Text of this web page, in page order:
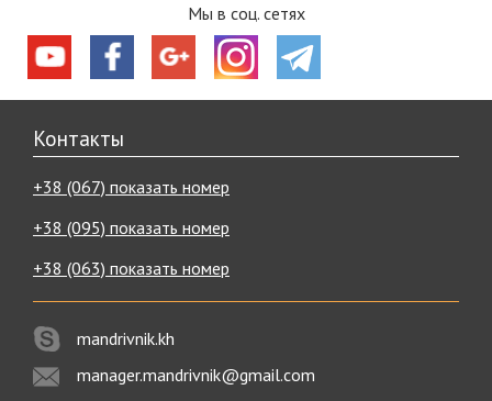
Мы в соц. сетях
Контакты
+38 (067) показать номер
+38 (095) показать номер
+38 (063) показать номер
mandrivnik.kh
manager.mandrivnik@gmail.com